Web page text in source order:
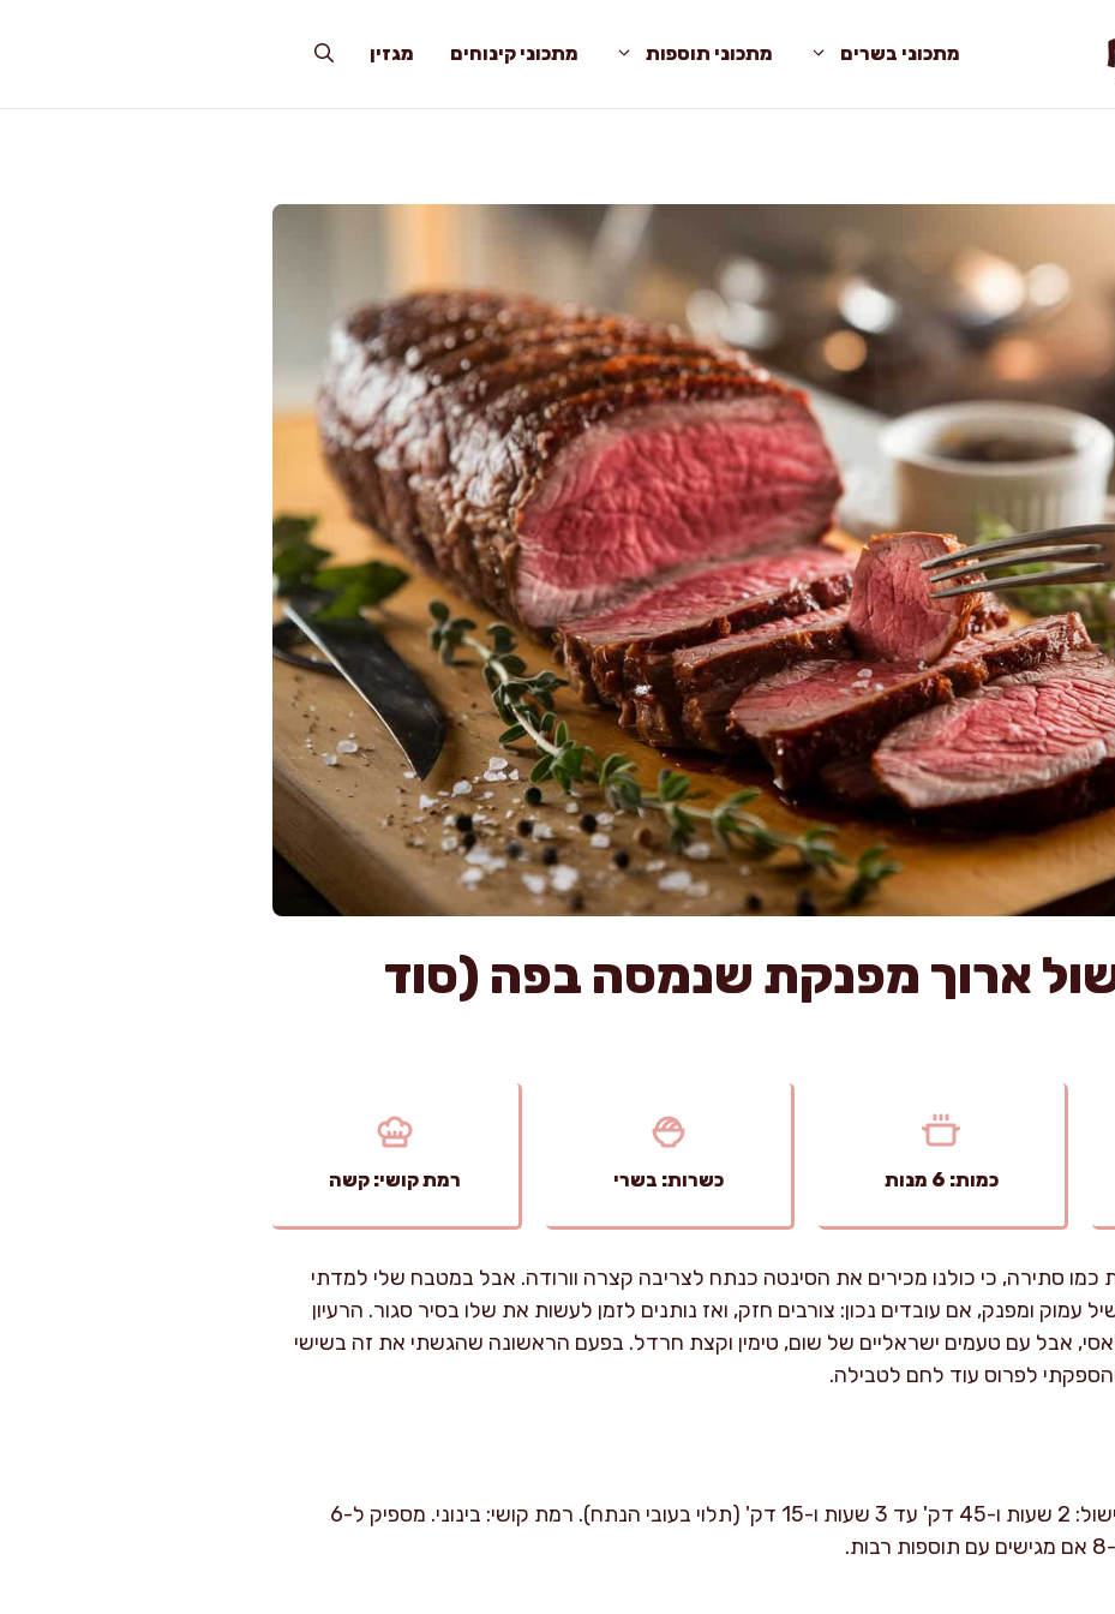
מתכוני בשרים מתכוני תוספות מתכוני קינוחים מגזין
ארוך מפנקת שנמסה בפה (סוד
כמות: 6 מנות כשרות: בשרי רמת קושי: קשה
כמו סתירה, כי כולנו מכירים את הסינטה כנתח לצריבה קצרה וורודה. אבל במטבח שלי למדתי
ומפנק, אם עובדים נכון: צורבים חזק, ואז נותנים לזמן לעשות את שלו בסיר סגור. הרעיון
אבל עם טעמים ישראליים של שום, טימין וקצת חרדל. בפעם הראשונה שהגשתי את זה בשישי
לפרוס עוד לחם לטבילה.
זמן הכנה: כ-30 דק'. זמן בישול: 2 שעות ו-45 דק' עד 3 שעות ו-15 דק' (תלוי בעובי הנתח). רמת קושי: בינוני. מספיק ל-6